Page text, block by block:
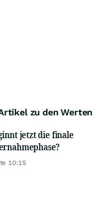
zu den Werten
jetzt die finale
10:15